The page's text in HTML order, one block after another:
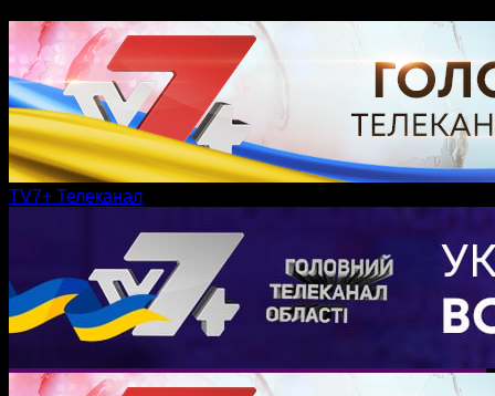
TV7+ Телеканал